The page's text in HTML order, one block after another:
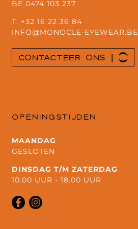
BE 0474 103 237
T. +32 16 22 36 84
INFO@MONOCLE-EYEWEAR.BE
CONTACTEER ONS
OPENINGSTIJDEN
MAANDAG
GESLOTEN
DINSDAG T/M ZATERDAG
10.00 UUR - 18.00 UUR